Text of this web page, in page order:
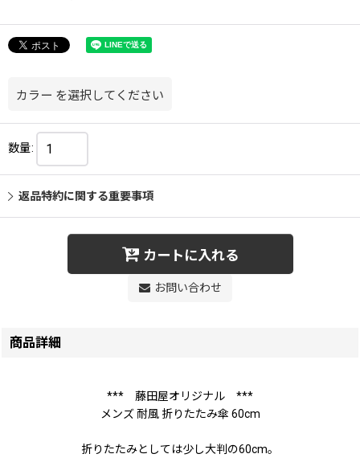
カラー を選択してください
数量:
返品特約に関する重要事項
カートに入れる
お問い合わせ
商品詳細
*** 藤田屋オリジナル ***
メンズ 耐風 折りたたみ傘 60cm
折りたたみとしては少し大判の60cm。